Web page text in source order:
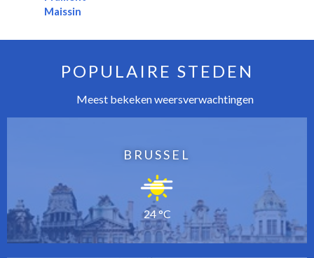
Maissin
POPULAIRE STEDEN
Meest bekeken weersverwachtingen
BRUSSEL
24 °C